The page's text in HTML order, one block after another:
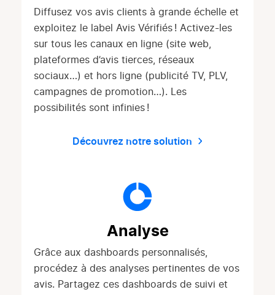
Diffusez vos avis clients à grande échelle et
exploitez le label Avis Vérifiés ! Activez-les
sur tous les canaux en ligne (site web,
plateformes d’avis tierces, réseaux
sociaux…) et hors ligne (publicité TV, PLV,
campagnes de promotion…). Les
possibilités sont infinies !
Découvrez notre solution
Analyse
Grâce aux dashboards personnalisés,
procédez à des analyses pertinentes de vos
avis. Partagez ces dashboards de suivi et